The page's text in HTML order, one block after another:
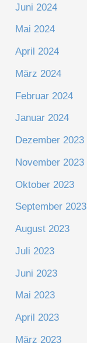
Juni 2024
Mai 2024
April 2024
März 2024
Februar 2024
Januar 2024
Dezember 2023
November 2023
Oktober 2023
September 2023
August 2023
Juli 2023
Juni 2023
Mai 2023
April 2023
März 2023